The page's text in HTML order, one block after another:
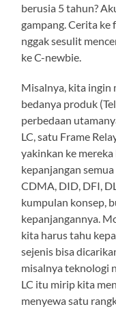
berusia 5 tahun?
gampang. Cerita
nggak sesulit
ke C-newbie.
Misalnya, kita ingin
bedanya produk
perbedaan
LC, satu Frame
yakinkan ke
kepanjangan semua
CDMA, DID, DFI,
kumpulan konsep,
kepanjangannya.
kita harus tahu
sejenis bisa
misalnya teknologi
LC itu mirip kita
menyewa satu